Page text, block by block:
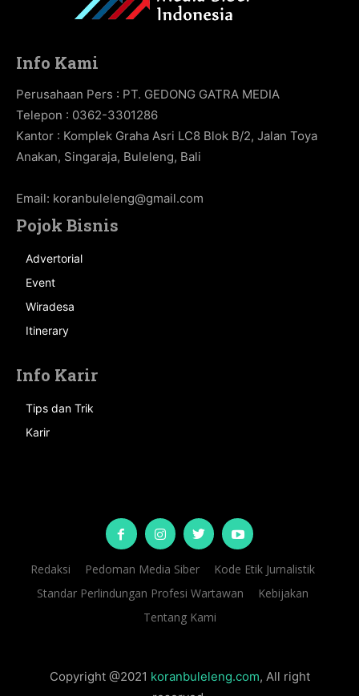
Info Kami
Perusahaan Pers : PT. GEDONG GATRA MEDIA
Telepon : 0362-3301286
Kantor : Komplek Graha Asri LC8 Blok B/2, Jalan Toya
Anakan, Singaraja, Buleleng, Bali
Email: koranbuleleng@gmail.com
Pojok Bisnis
Advertorial
Event
Wiradesa
Itinerary
Info Karir
Tips dan Trik
Karir
Redaksi Pedoman Media Siber
Kode Etik Jurnalistik
Standar Perlindungan Profesi Wartawan
Kebijakan
Tentang Kami
Copyright @2021 koranbuleleng.com, All right